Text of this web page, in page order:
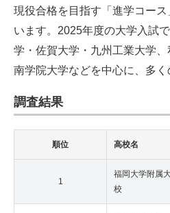
現役合格を目指す「進学コー
います。2025年度の大学入試
学・佐賀大学・九州工業大学
南学院大学などを中心に、多く
調査結果
順位 高校名
1
福岡大学附属
校